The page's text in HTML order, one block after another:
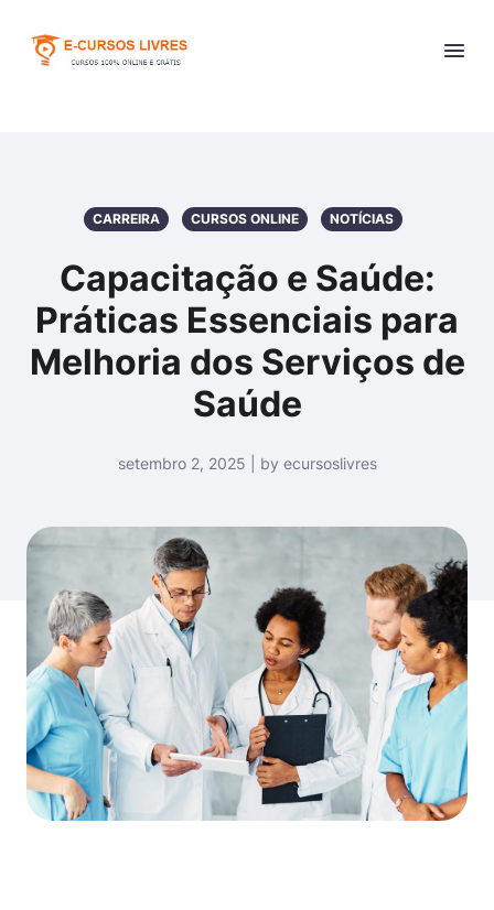
CARREIRA CURSOS ONLINE NOTÍCIAS
Capacitação e Saúde:
Práticas Essenciais para
Melhoria dos Serviços de
Saúde
setembro 2, 2025 | by ecursoslivres